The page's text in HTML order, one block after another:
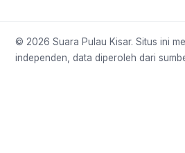
© 2026 Suara Pulau Kisar. Situs ini
independen, data diperoleh dari